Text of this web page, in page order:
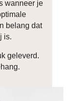
wanneer je
belang dat
is.
geleverd.